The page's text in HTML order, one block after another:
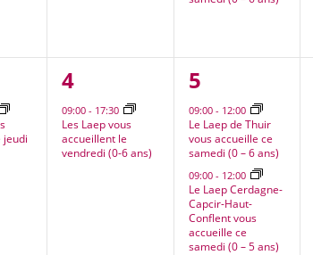
jeudi
1
évènement,
4
09:00- 17:30
Les Laep vous
accueillent le
vendredi (0-6 ans)
3
évènements,
5
09:00 - 12:00
Le Laep de Thuir
vous accueille ce
samedi (0 – 6 ans)
09:00 - 12:00
Le Laep Cerdagne-
Capcir-Haut-
Conflent vous
accueille ce
samedi (0 – 5 ans)